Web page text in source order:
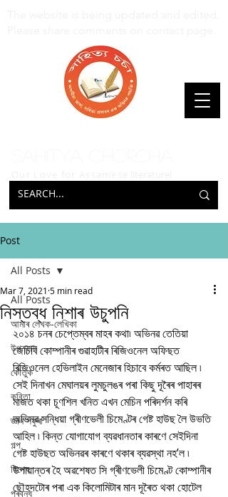
Post
All Posts
আমাৰ লেখক-লেখিকা
উপন্যাস
কৌতুক
কবিতা
জ্ঞান সঁফুৰা
গল্প
বিশেষ
প্ৰবন্ধ
All Posts
নিস্তব্ধ নিশাৰ উচুপনি
Mar 7, 2021 5 min read
২০১৪ চনৰ চেপ্তেম্বৰ মাহৰ কথা৷ অভিনৱ তেতিয়া
জেচিবি কোম্পানীৰ গুৱাহাটীৰ ৰিজিওনেল অফিছত
ৰিজিওনেল হেভিলাইন মেনেজাৰ হিচাবে কৰ্মৰত আছিল ৷
সেই দিনাখন মেঘালয়ৰ লুমচুলঙৰ পৰা কিছু দূৰৈৰ পাহাৰৰ
মাজত থকা চূণশিল খনিত এখন মেচিন পৰিদৰ্শন কৰি
অভিনৱ সন্ধিয়া গ্ৰীণভেলী চিমেণ্টৰ গেষ্ট হাউছ লৈ উভতি
আহিল ৷ কিন্ত যোগাযোগ ব্যৱধানতাৰ কাৰণে সেইদিনা
গেষ্ট হাউছত অভিনৱৰ কাৰণে থকাৰ ব্যৱস্থা নহ’ল ৷
উপায়ান্তৰ হৈ অৱশেষত সি গ্ৰীণভেলী চিমেণ্ট কোম্পানীৰ
ছৌহদটোৰ পৰা এক কিলোমিটাৰ মান দূৰৈত থকা হোটেল